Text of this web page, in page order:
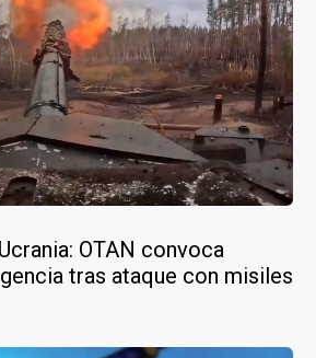
OTAN convoca
tras ataque con misiles